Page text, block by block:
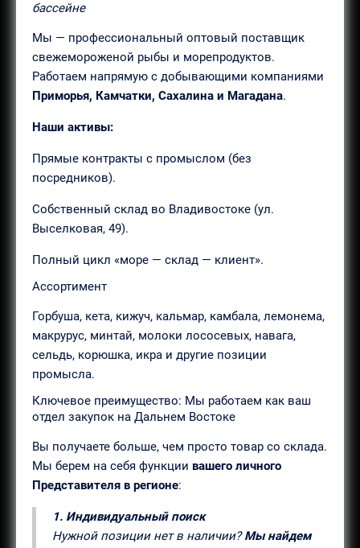
бассейне
Мы — профессиональный оптовый поставщик
свежемороженой рыбы и морепродуктов.
Работаем напрямую с добывающими компаниями
Приморья, Камчатки, Сахалина и Магадана.
Наши активы:
Прямые контракты с промыслом (без
посредников).
Собственный склад во Владивостоке (ул.
Выселковая, 49).
Полный цикл «море — склад — клиент».
Ассортимент
Горбуша, кета, кижуч, кальмар, камбала, лемонема,
макрурус, минтай, молоки лососевых, навага,
сельдь, корюшка, икра и другие позиции
промысла.
Ключевое преимущество: Мы работаем как ваш
отдел закупок на Дальнем Востоке
Вы получаете больше, чем просто товар со склада.
Мы берем на себя функции вашего личного
Представителя в регионе:
1. Индивидуальный поиск
Нужной позиции нет в наличии?Мы найдем